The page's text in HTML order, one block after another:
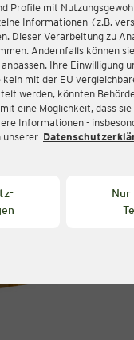
Profile mit
Informationen (z.B.
Dieser Verarbeitung zu
Andernfalls können
Ihre Einwilligung
mit der EU
werden, könnten
eine Möglichkeit, dass
Informationen -
unserer